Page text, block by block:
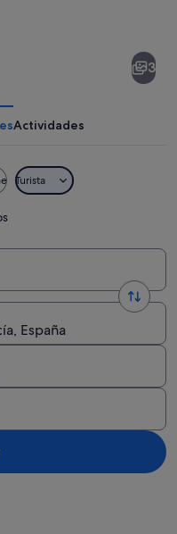
3
Actividades
Turista
España